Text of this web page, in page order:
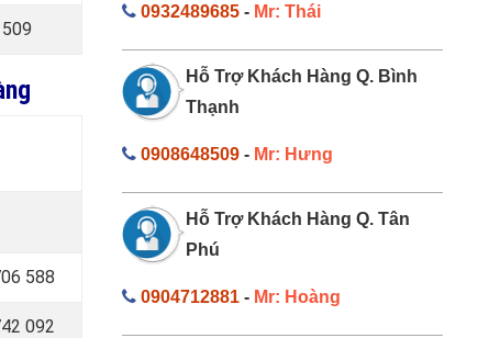
588
092
0932489685- Mr: Thái
Hỗ Trợ Khách Hàng Q. Bình
Thạnh
0908648509- Mr: Hưng
Hỗ Trợ Khách Hàng Q. Tân
Phú
0904712881- Mr: Hoàng